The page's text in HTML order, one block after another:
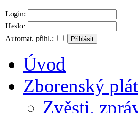
Login:
Heslo:
Automat. přihl.:
Úvod
Zborenský
Zvěsti,